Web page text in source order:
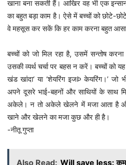
खाना बना सकती हैं। आखिर वह भी एक
का बहुत बड़ा काम है। ऐसे में बच्चों को छोटे-
वे महसूस कर सकें कि हर काम करना बहुत
बच्चों को जो मिल रहा है, उसमें सन्तोष
उसकी व्यर्थ चर्चा पर बहस न करें। बच्चों को
खंड खांदा‘ या ‘शेयरिंग इजÞ केयरिंग।’ जो
अपने दूसरे भाई-बहनों और साथियों के साथ
अकेले। न तो अकेले खेलने में मजा आता है
खाने और खेलने का मजा कुछ और ही है।
-नीतू गुप्ता
Also Read: Will save less: कम